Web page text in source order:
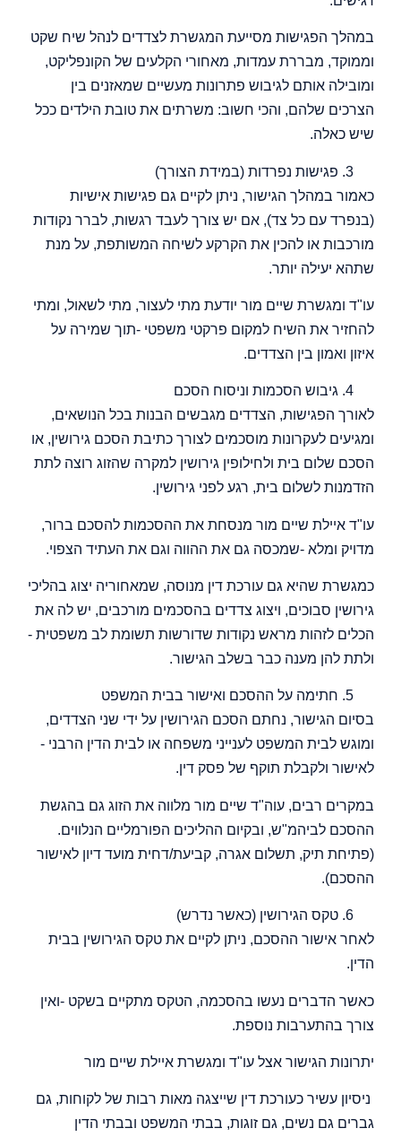
במהלך הפגישות מסייעת המגשרת לצדדים לנהל שיח שקט
וממוקד, מבררת עמדות, מאחורי הקלעים של הקונפליקט,
ומובילה אותם לגיבוש פתרונות מעשיים שמאזנים בין
הצרכים שלהם, והכי חשוב: משרתים את טובת הילדים ככל
שיש כאלה.
פגישות נפרדות (במידת הצורך)
כאמור במהלך הגישור, ניתן לקיים גם פגישות אישיות
(בנפרד עם כל צד), אם יש צורך לעבד רגשות, לברר נקודות
מורכבות או להכין את הקרקע לשיחה המשותפת, על מנת
שתהא יעילה יותר.
עו"ד ומגשרת שיים מור יודעת מתי לעצור, מתי לשאול, ומתי
להחזיר את השיח למקום פרקטי משפטי -תוך שמירה על
איזון ואמון בין הצדדים.
גיבוש הסכמות וניסוח הסכם
לאורך הפגישות, הצדדים מגבשים הבנות בכל הנושאים,
ומגיעים לעקרונות מוסכמים לצורך כתיבת הסכם גירושין, או
הסכם שלום בית ולחילופין גירושין למקרה שהזוג רוצה לתת
הזדמנות לשלום בית, רגע לפני גירושין.
עו"ד איילת שיים מור מנסחת את ההסכמות להסכם ברור,
מדויק ומלא -שמכסה גם את ההווה וגם את העתיד הצפוי.
כמגשרת שהיא גם עורכת דין מנוסה, שמאחוריה יצוג בהליכי
גירושין סבוכים, ויצוג צדדים בהסכמים מורכבים, יש לה את
הכלים לזהות מראש נקודות שדורשות תשומת לב משפטית -
ולתת להן מענה כבר בשלב הגישור.
חתימה על ההסכם ואישור בבית המשפט
בסיום הגישור, נחתם הסכם הגירושין על ידי שני הצדדים,
ומוגש לבית המשפט לענייני משפחה או לבית הדין הרבני -
לאישור ולקבלת תוקף של פסק דין.
במקרים רבים, עוה"ד שיים מור מלווה את הזוג גם בהגשת
ההסכם לביהמ"ש, ובקיום ההליכים הפורמליים הנלווים.
(פתיחת תיק, תשלום אגרה, קביעת/דחית מועד דיון לאישור
ההסכם).
טקס הגירושין (כאשר נדרש)
לאחר אישור ההסכם, ניתן לקיים את טקס הגירושין בבית
הדין.
כאשר הדברים נעשו בהסכמה, הטקס מתקיים בשקט -ואין
צורך בהתערבות נוספת.
יתרונות הגישור אצל עו"ד ומגשרת איילת שיים מור
ניסיון עשיר כעורכת דין שייצגה מאות רבות של לקוחות, גם
גברים גם נשים, גם זוגות, בבתי המשפט ובבתי הדין